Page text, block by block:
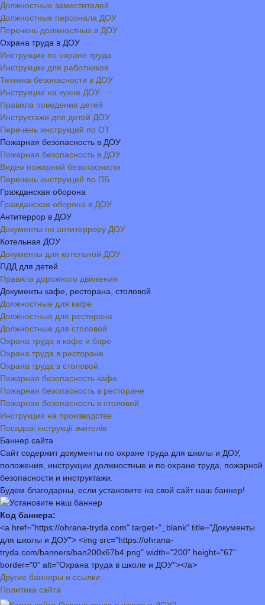
Должностные заместителей
Должностные персонала ДОУ
Перечень должностных в ДОУ
Охрана труда в ДОУ
Инструкции по охране труда
Инструкции для работников
Техника безопасности в ДОУ
Инструкции на кухне ДОУ
Правила поведения детей
Инструктажи для детей ДОУ
Перечень инструкций по ОТ
Пожарная безопасность в ДОУ
Пожарная безопасность в ДОУ
Видео пожарной безопасности
Перечень инструкций по ПБ
Гражданская оборона
Гражданская оборона в ДОУ
Антитеррор в ДОУ
Документы по антитеррору ДОУ
Котельная ДОУ
Документы для котельной ДОУ
ПДД для детей
Правила дорожного движения
Документы кафе, ресторана, столовой
Должностные для кафе
Должностные для ресторана
Должностные для столовой
Охрана труда в кафе и баре
Охрана труда в ресторане
Охрана труда в столовой
Пожарная безопасность кафе
Пожарная безопасность в ресторане
Пожарная безопасность в столовой
Инструкции на производстве
Посадові інструкції вчителів
Баннер сайта
Сайт содержит документы по охране труда для школы и ДОУ,
положения, инструкции должностные и по охране труда, пожарной
безопасности и инструктажи.
Будем благодарны, если установите на свой сайт наш баннер!
Код баннера:
<a href="https://ohrana-tryda.com" target="_blank" title="Документы
для школы и ДОУ"> <img src="https://ohrana-
tryda.com/banners/ban200x67b4.png" width="200" height="67"
border="0" alt="Охрана труда в школе и ДОУ"></a>
Другие баннеры и ссылки...
Политика сайта